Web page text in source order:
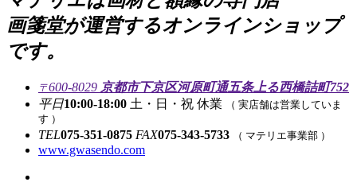
画箋堂が運営するオンラインショップ
です。
〒600-8029 京都市下京区河原町通五条上る西橋詰町752
平日10:00-18:00 土・日・祝 休業 （ 実店舗は営業していま
す ）
TEL075-351-0875 FAX075-343-5733 （ マテリエ事業部 ）
www.gwasendo.com